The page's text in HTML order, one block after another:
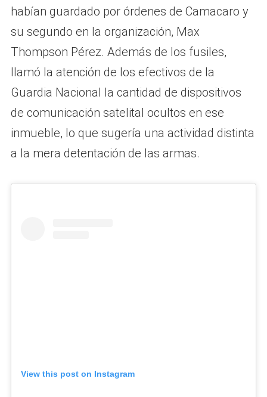
habían guardado por órdenes de Camacaro y
su segundo en la organización, Max
Thompson Pérez. Además de los fusiles,
llamó la atención de los efectivos de la
Guardia Nacional la cantidad de dispositivos
de comunicación satelital ocultos en ese
inmueble, lo que sugería una actividad distinta
a la mera detentación de las armas.
View this post on Instagram